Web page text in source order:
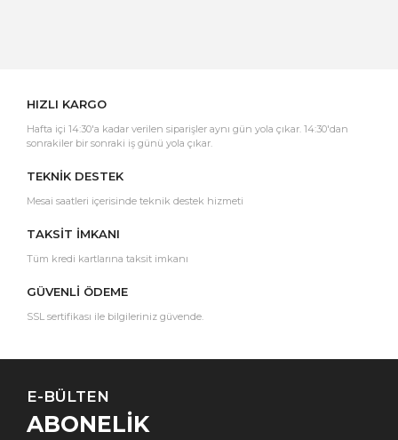
HIZLI KARGO
Hafta içi 14:30'a kadar verilen siparişler aynı gün yola çıkar. 14:30'dan
sonrakiler bir sonraki iş günü yola çıkar.
TEKNİK DESTEK
Mesai saatleri içerisinde teknik destek hizmeti
TAKSİT İMKANI
Tüm kredi kartlarına taksit imkanı
GÜVENLİ ÖDEME
SSL sertifikası ile bilgileriniz güvende.
E-BÜLTEN
ABONELİK